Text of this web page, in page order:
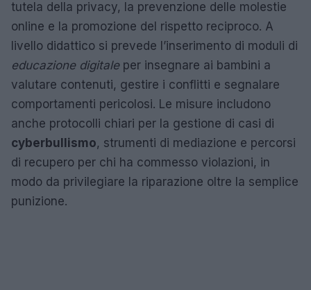
tutela della privacy, la prevenzione delle molestie
online e la promozione del rispetto reciproco. A
livello didattico si prevede l’inserimento di moduli di
educazione digitaleper insegnare ai bambini a
valutare contenuti, gestire i conflitti e segnalare
comportamenti pericolosi. Le misure includono
anche protocolli chiari per la gestione di casi di
cyberbullismo, strumenti di mediazione e percorsi
di recupero per chi ha commesso violazioni, in
modo da privilegiare la riparazione oltre la semplice
punizione.